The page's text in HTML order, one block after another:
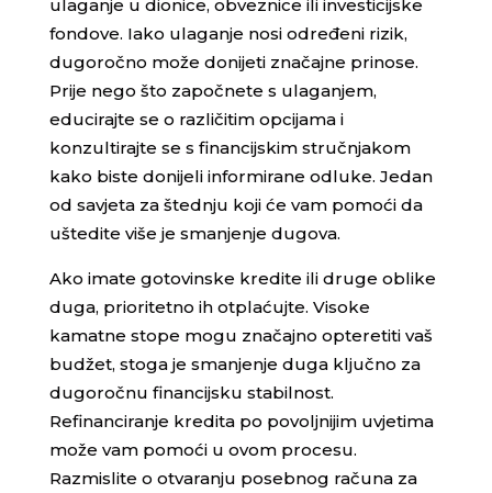
ulaganje u dionice, obveznice ili investicijske
fondove. Iako ulaganje nosi određeni rizik,
dugoročno može donijeti značajne prinose.
Prije nego što započnete s ulaganjem,
educirajte se o različitim opcijama i
konzultirajte se s financijskim stručnjakom
kako biste donijeli informirane odluke. Jedan
od savjeta za štednju koji će vam pomoći da
uštedite više je smanjenje dugova.
Ako imate gotovinske kredite ili druge oblike
duga, prioritetno ih otplaćujte. Visoke
kamatne stope mogu značajno opteretiti vaš
budžet, stoga je smanjenje duga ključno za
dugoročnu financijsku stabilnost.
Refinanciranje kredita po povoljnijim uvjetima
može vam pomoći u ovom procesu.
Razmislite o otvaranju posebnog računa za